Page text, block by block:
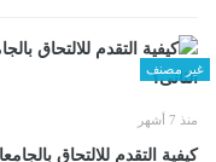
غير مصنف
منذ 7 أشهر
كيفية التقدم للالتحاق